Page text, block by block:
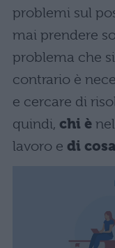
problemi sul
mai prendere
problema che
contrario è
e cercare di
quindi, chi è
lavoro e di